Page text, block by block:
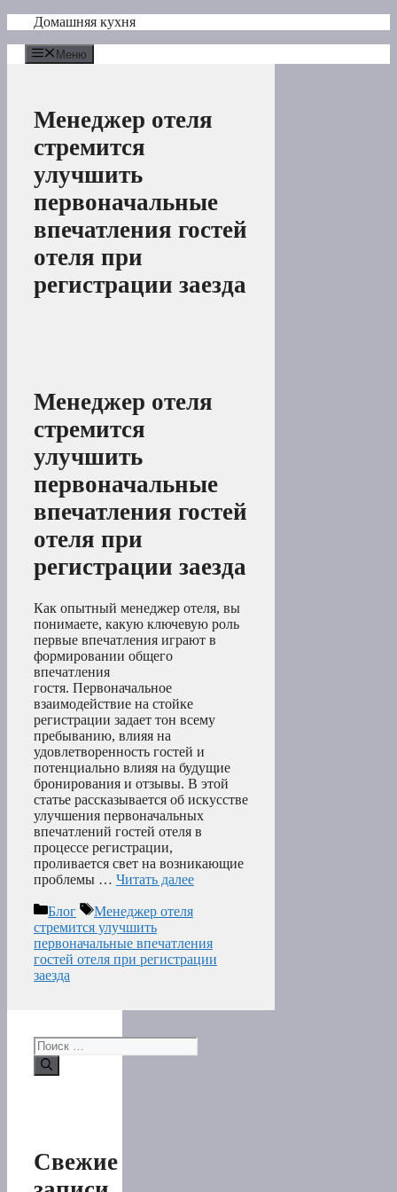
Перейти
содержимому
Домашняя кухня
Меню
Менеджер отеля
стремится
улучшить
первоначальные
впечатления гостей
отеля при
регистрации заезда
Менеджер отеля
стремится
улучшить
первоначальные
впечатления гостей
отеля при
регистрации заезда
Как опытный менеджер отеля, вы
понимаете, какую ключевую роль
первые впечатления играют в
формировании общего
впечатления
гостя. Первоначальное
взаимодействие на стойке
регистрации задает тон всему
пребыванию, влияя на
удовлетворенность гостей и
потенциально влияя на будущие
бронирования и отзывы. В этой
статье рассказывается об искусстве
улучшения первоначальных
впечатлений гостей отеля в
процессе регистрации,
проливается свет на возникающие
проблемы … Читать далее
Рубрики
Блог Метки
Менеджер отеля
стремится улучшить
первоначальные впечатления
гостей отеля при регистрации
заезда
Поиск:
Свежие